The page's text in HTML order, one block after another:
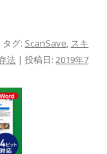
タグ: ScanSave, スキ
法 | 投稿日: 2019年7